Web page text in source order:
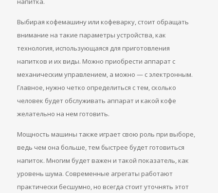
Выбирая кофемашину или кофеварку, стоит обращать
внимание на такие параметры устройства, как
технология, использующаяся для приготовления
напитков и их виды. Можно приобрести аппарат с
механическим управлением, а можно — с электронным.
Главное, нужно четко определиться с тем, сколько
человек будет обслуживать аппарат и какой кофе
желательно на нем готовить.
Мощность машины также играет свою роль при выборе,
ведь чем она больше, тем быстрее будет готовиться
напиток. Многим будет важен и такой показатель, как
уровень шума. Современные агрегаты работают
практически бесшумно, но всегда стоит уточнять этот